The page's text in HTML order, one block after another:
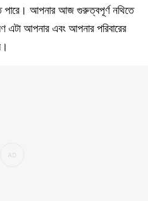
পারে। আপনার আজ গুরুত্বপূর্ণ নথিতে
এটা আপনার এবং আপনার পরিবারের